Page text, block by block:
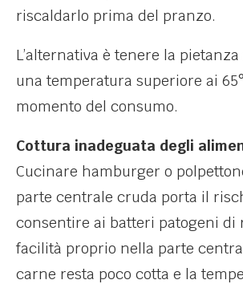
riscaldarlo prima del pranzo.
L’alternativa è tenere la
una temperatura superiore ai
momento del consumo.
Cottura inadeguata degli
Cucinare hamburger o
parte centrale cruda porta il
consentire ai batteri patogeni di
facilità proprio nella parte
carne resta poco cotta e la